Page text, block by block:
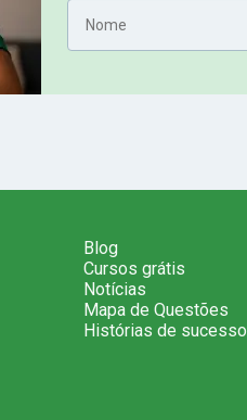
Nome
E-mail
Blog
Cursos grátis
Notícias
Mapa de Questões
Histórias de sucesso